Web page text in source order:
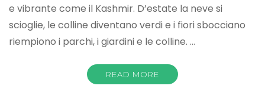
e vibrante come il Kashmir. D’estate la neve si
scioglie, le colline diventano verdi e i fiori sbocciano
riempiono i parchi, i giardini e le colline. …
READ MORE